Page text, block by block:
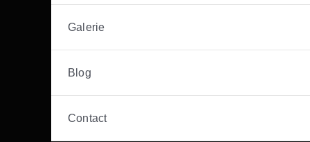
Galerie
Blog
Contact